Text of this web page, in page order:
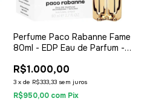
Perfume Paco Rabanne Fame
80ml - EDP Eau de Parfum -
R$1.000,00
3 x de R$333,33 sem juros
R$950,00 com Pix